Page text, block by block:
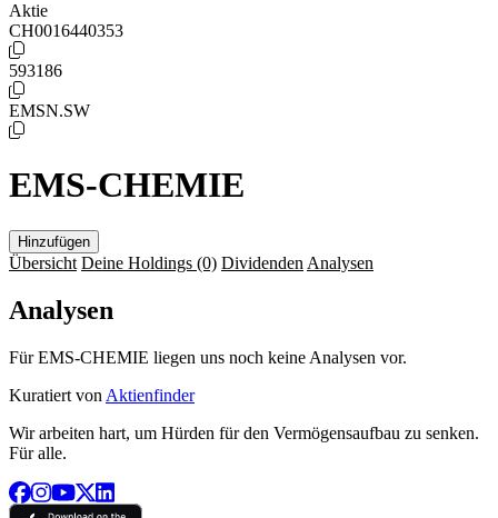
Aktie
CH0016440353
593186
EMSN.SW
EMS-CHEMIE
Hinzufügen
Übersicht Deine Holdings (0) Dividenden Analysen
Analysen
Für EMS-CHEMIE liegen uns noch keine Analysen vor.
Kuratiert von Aktienfinder
Wir arbeiten hart, um Hürden für den Vermögensaufbau zu senken.
Für alle.